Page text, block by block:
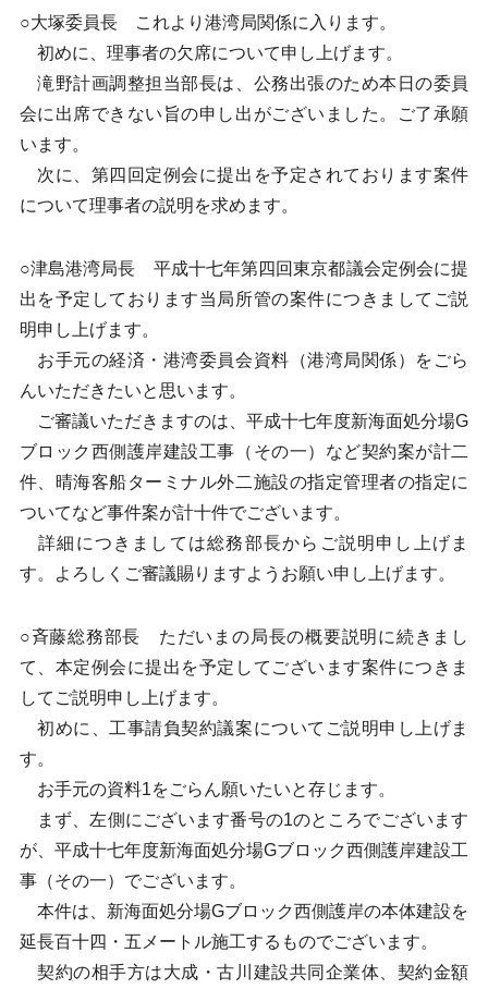
○大塚委員長 これより港湾局関係に入ります。
初めに、理事者の欠席について申し上げます。
滝野計画調整担当部長は、公務出張のため本日の委員
会に出席できない旨の申し出がございました。ご了承願
います。
次に、第四回定例会に提出を予定されております案件
について理事者の説明を求めます。
○津島港湾局長 平成十七年第四回東京都議会定例会に提
出を予定しております当局所管の案件につきましてご説
明申し上げます。
お手元の経済・港湾委員会資料（港湾局関係）をごら
んいただきたいと思います。
ご審議いただきますのは、平成十七年度新海面処分場G
ブロック西側護岸建設工事（その一）など契約案が計二
件、晴海客船ターミナル外二施設の指定管理者の指定に
ついてなど事件案が計十件でございます。
詳細につきましては総務部長からご説明申し上げま
す。よろしくご審議賜りますようお願い申し上げます。
○斉藤総務部長 ただいまの局長の概要説明に続きまし
て、本定例会に提出を予定してございます案件につきま
してご説明申し上げます。
初めに、工事請負契約議案についてご説明申し上げま
す。
お手元の資料1をごらん願いたいと存じます。
まず、左側にございます番号の1のところでございます
が、平成十七年度新海面処分場Gブロック西側護岸建設工
事（その一）でございます。
本件は、新海面処分場Gブロック西側護岸の本体建設を
延長百十四・五メートル施工するものでございます。
契約の相手方は大成・古川建設共同企業体、契約金額